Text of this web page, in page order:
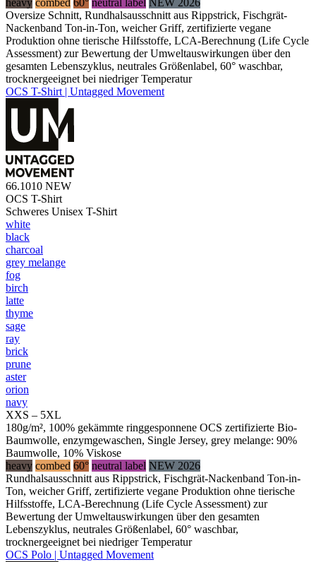
heavy combed 60° neutral label
NEW 2026
Oversize Schnitt, Rundhalsausschnitt aus Rippstrick, Fischgrät-
Nackenband Ton-in-Ton, weicher Griff, zertifizierte vegane
Produktion ohne tierische Hilfsstoffe, LCA-Berechnung (Life Cycle
Assessment) zur Bewertung der Umweltauswirkungen über den
gesamten Lebenszyklus, neutrales Größenlabel, 60° waschbar,
trocknergeeignet bei niedriger Temperatur
OCS T-Shirt | Untagged Movement
66.1010 NEW
OCS T-Shirt
Schweres Unisex T-Shirt
white
black
charcoal
grey melange
fog
birch
latte
thyme
sage
ray
brick
prune
aster
orion
navy
XXS – 5XL
180g/m², 100% gekämmte ringgesponnene OCS zertifizierte Bio-
Baumwolle, enzymgewaschen, Single Jersey, grey melange: 90%
Baumwolle, 10% Viskose
heavy combed 60° neutral label NEW 2026
Rundhalsausschnitt aus Rippstrick, Fischgrät-Nackenband Ton-in-
Ton, weicher Griff, zertifizierte vegane Produktion ohne tierische
Hilfsstoffe, LCA-Berechnung (Life Cycle Assessment) zur
Bewertung der Umweltauswirkungen über den gesamten
Lebenszyklus, neutrales Größenlabel, 60° waschbar,
trocknergeeignet bei niedriger Temperatur
OCS Polo | Untagged Movement